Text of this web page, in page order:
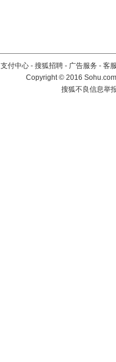
支付中心 - 搜狐招聘 - 广告服务 - 客
Copyright©2016
搜狐不良信息举